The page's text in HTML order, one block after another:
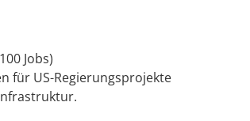
Jobs)
für US-Regierungsprojekte